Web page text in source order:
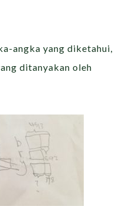
angka yang diketahui,
ditanyakan oleh